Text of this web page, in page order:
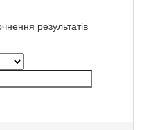
результатів